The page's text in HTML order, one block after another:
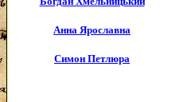
Анна Ярославна
Симон Петлюра